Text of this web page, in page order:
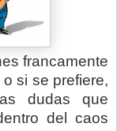
francamente
si se prefiere,
dudas que
del caos